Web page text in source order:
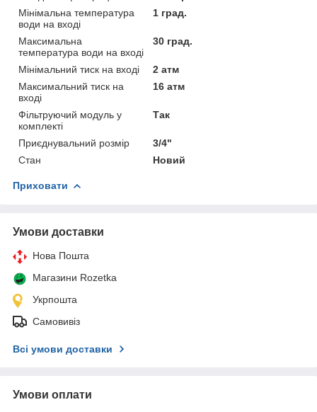
Мінімальна температура
води на вході
1 град.
Максимальна
температура води на вході
30 град.
Мінімальний тиск на вході
2 атм
Максимальний тиск на
вході
16 атм
Фільтруючий модуль у
комплекті
Так
Приєднувальний розмір
3/4"
Стан
Новий
Приховати
Умови доставки
Нова Пошта
Магазини Rozetka
Укрпошта
Самовивіз
Всі умови доставки
Умови оплати